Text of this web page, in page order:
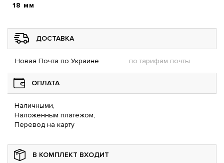
18 мм
ДОСТАВКА
Новая Почта по Украине по тарифам почты
ОПЛАТА
Наличными,
Наложенным платежом,
Перевод на карту
В КОМПЛЕКТ ВХОДИТ